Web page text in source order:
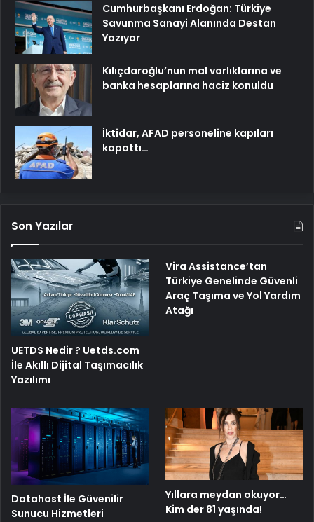
Cumhurbaşkanı Erdoğan: Türkiye
Savunma Sanayi Alanında Destan
Yazıyor
Kılıçdaroğlu’nun mal varlıklarına ve
banka hesaplarına haciz konuldu
İktidar, AFAD personeline kapıları
kapattı…
Son Yazılar
UETDS Nedir ? Uetds.com
İle Akıllı Dijital Taşımacılık
Yazılımı
Vira Assistance’tan
Türkiye Genelinde Güvenli
Araç Taşıma ve Yol Yardım
Atağı
Datahost İle Güvenilir
Sunucu Hizmetleri
Yıllara meydan okuyor…
Kim der 81 yaşında!